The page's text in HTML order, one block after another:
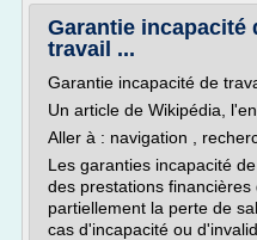
Garantie incapacité
travail ...
Garantie incapacité de
Un article de Wikipédia,
Aller à : navigation ,
Les garanties incapacité
des prestations
partiellement la perte de
cas d'incapacité ou